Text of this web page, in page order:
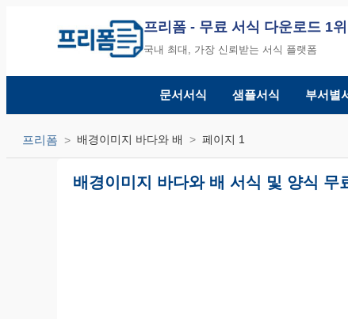
프리폼 - 무료 서식 다운로드 1위
국내 최대, 가장 신뢰받는 서식 플랫폼
문서서식 샘플서식 부서별
프리폼 배경이미지 바다와 배 페이지 1
배경이미지 바다와 배 서식 및 양식 무